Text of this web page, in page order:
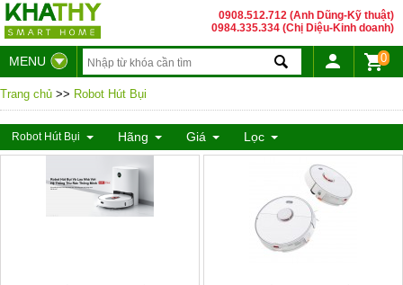
0908.512.712 (Anh Dũng-Kỹ thuật)
0984.335.334 (Chị Diệu-Kinh doanh)
0
MENU
Trang chủ >> Robot Hút Bụi
Robot Hút Bụi Hãng Giá Lọc